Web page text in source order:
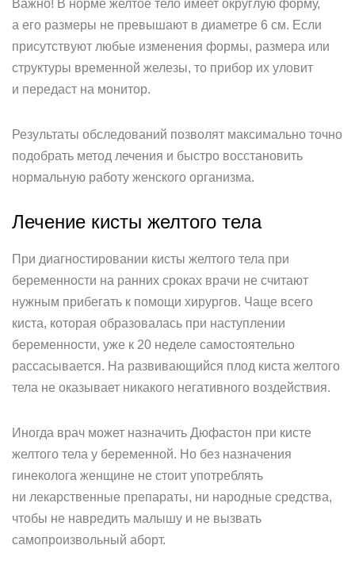
Важно! В норме желтое тело имеет округлую форму,
а его размеры не превышают в диаметре 6 см. Если
присутствуют любые изменения формы, размера или
структуры временной железы, то прибор их уловит
и передаст на монитор.
Результаты обследований позволят максимально точно
подобрать метод лечения и быстро восстановить
нормальную работу женского организма.
Лечение кисты желтого тела
При диагностировании кисты желтого тела при
беременности на ранних сроках врачи не считают
нужным прибегать к помощи хирургов. Чаще всего
киста, которая образовалась при наступлении
беременности, уже к 20 неделе самостоятельно
рассасывается. На развивающийся плод киста желтого
тела не оказывает никакого негативного воздействия.
Иногда врач может назначить Дюфастон при кисте
желтого тела у беременной. Но без назначения
гинеколога женщине не стоит употреблять
ни лекарственные препараты, ни народные средства,
чтобы не навредить малышу и не вызвать
самопроизвольный аборт.